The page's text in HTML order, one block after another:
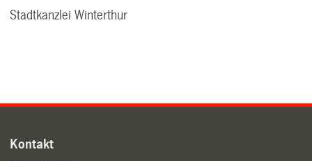
Stadtkanzlei Winterthur
Kontakt